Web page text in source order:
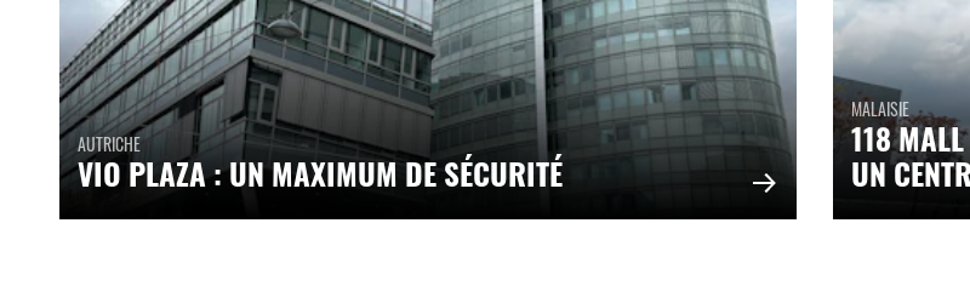
AUTRICHE
VIO PLAZA : UN MAXIMUM DE SÉCURITÉ
MALAISIE
118 MALL
UN